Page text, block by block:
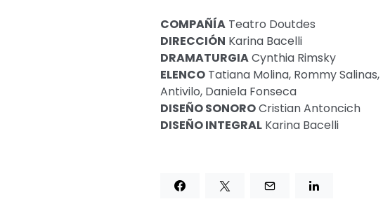
COMPAÑÍA Teatro Doutdes
DIRECCIÓN Karina Bacelli
DRAMATURGIACynthia Rimsky
ELENCO Tatiana Molina, Rommy
Antivilo, Daniela Fonseca
DISEÑO SONOROCristian Antoncich
DISEÑO INTEGRAL Karina Bacelli